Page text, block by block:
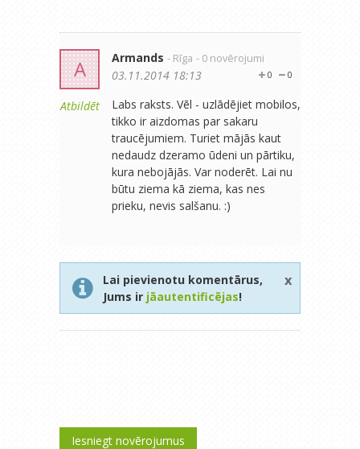
A
Atbildēt
Armands - Rīga - 0 novērojumi
0
0
03.11.2014 18:13
Labs raksts. Vēl - uzlādējiet mobilos,
tikko ir aizdomas par sakaru
traucējumiem. Turiet mājās kaut
nedaudz dzeramo ūdeni un pārtiku,
kura nebojājās. Var noderēt. Lai nu
būtu ziema kā ziema, kas nes
prieku, nevis salšanu. :)
Lai pievienotu komentārus,
Jums ir jāautentificējas!
x
Iesniegt novērojumus